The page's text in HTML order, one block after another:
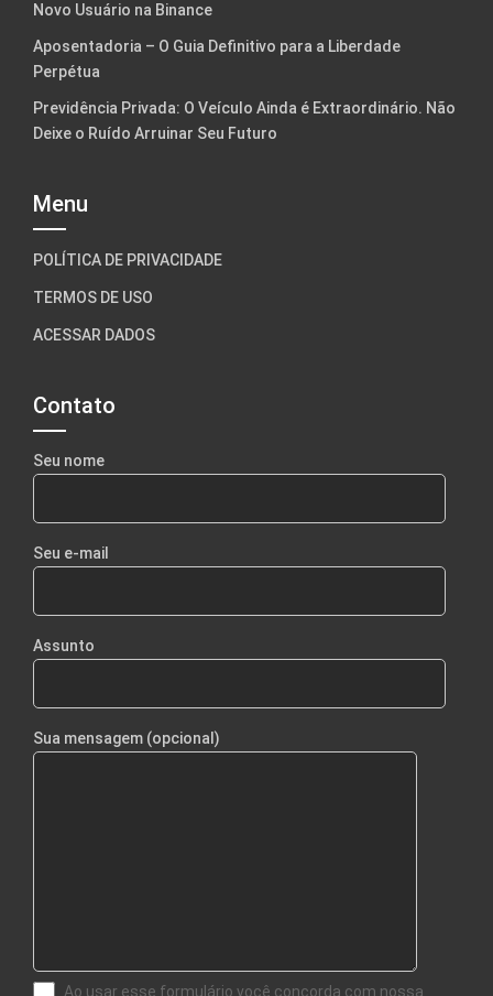
Novo Usuário na Binance
Aposentadoria – O Guia Definitivo para a Liberdade
Perpétua
Previdência Privada: O Veículo Ainda é Extraordinário. Não
Deixe o Ruído Arruinar Seu Futuro
Menu
POLÍTICA DE PRIVACIDADE
TERMOS DE USO
ACESSAR DADOS
Contato
Seu nome
Seu e-mail
Assunto
Sua mensagem (opcional)
Ao usar esse formulário você concorda com nossa